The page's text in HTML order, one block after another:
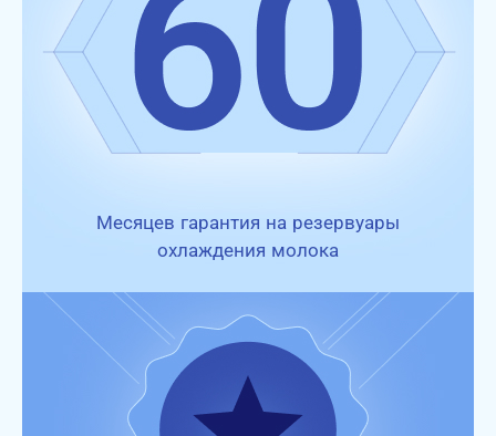
Месяцев гарантия на резервуары
охлаждения молока